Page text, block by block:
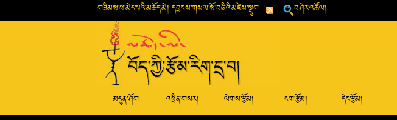
གཟིམས་པ་མེད་པའི་མཆོད་མེ། དབྱངས་གསལ་སོ་བཞིའི་མཛེས་སྡུག བཤེར་འཚོལ།
མདུན་ཤོག འཕྲིན་གསར། ལེགས་རྩོམ། ངག་རྩོམ། དེང་རྩོམ།